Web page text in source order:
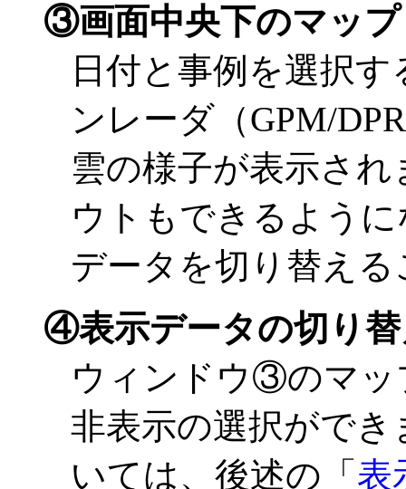
③画面中央下のマップ
日付と事例を選択
ンレーダ（GPM/
雲の様子が表示さ
ウトもできるよう
データを切り替え
④表示データの切り
ウィンドウ③のマッ
非表示の選択がで
いては、後述の「 表